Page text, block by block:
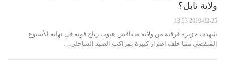
ولاية نابل؟
2019-02-25 13:23
شهدت جزيرة قرقنة من ولاية صفاقس هبوب رياح قوية في نهاية الأسبوع
المنقضي مما خلف اضرار كبيرة بمراكب الصيد الساحلي…